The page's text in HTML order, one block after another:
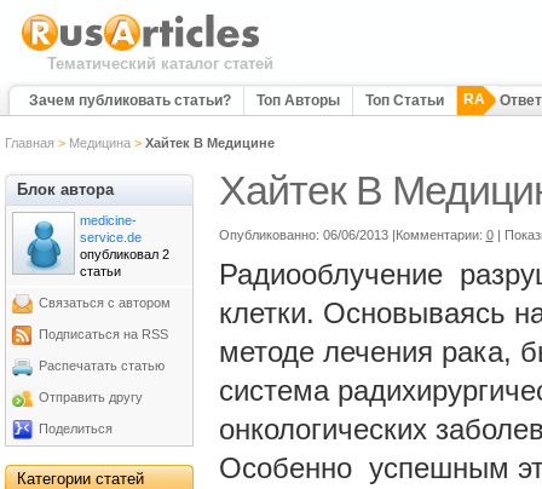
Тематический каталог статей
Зачем публиковать статьи? Топ Авторы Топ Статьи RA
Главная > Медицина> Хайтек В Медицине
Хайтек В
Опубликованно: 06/06/2013 |Комментарии: 0 |
Радиооблучение
клетки. Основываясь
методе лечения рака,
система
онкологических
Особенно успешным
Блок автора
medicine-
service.de
опубликовал 2
статьи
Связаться с автором
Подписаться на RSS
Распечатать статью
Отправить другу
Поделиться
Категории статей